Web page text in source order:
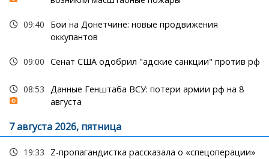
09:40
Бои на Донетчине: новые продвижения
оккупантов
09:00 Сенат США одобрил "адские санкции" против рф
08:53
Данные Генштаба ВСУ: потери армии рф на 8
августа
7 августа 2026, пятница
19:33
Z-пропагандистка рассказала о «спецоперации»